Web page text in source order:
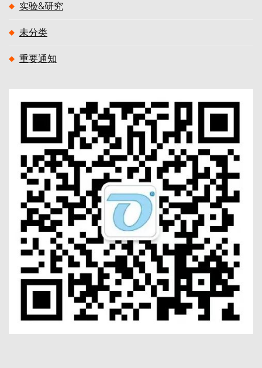
实验&研究
未分类
重要通知